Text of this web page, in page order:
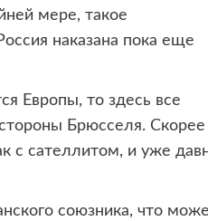
мере, такое
наказана пока еще
Европы, то здесь все
Брюсселя. Скорее
с сателлитом, и уже
союзника, что